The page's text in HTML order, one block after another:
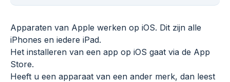
Apparaten van Apple werken op iOS. Dit zijn alle
iPhones en iedere iPad.
Het installeren van een app op iOS gaat via de App
Store.
Heeft u een apparaat van een ander merk, dan leest